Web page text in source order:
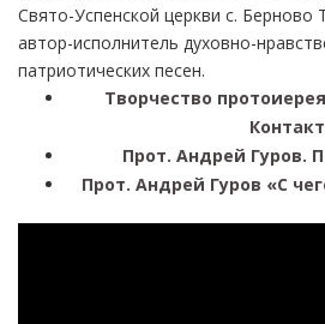
Свято-Успенской церкви с. Берново
автор-исполнитель духовно-
патриотических песен.
Творчество
Прот. Андрей Гуров.
Прот. Андрей Гуров «С